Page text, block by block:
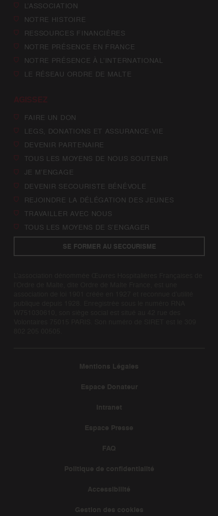
L’ASSOCIATION
NOTRE HISTOIRE
RESSOURCES FINANCIÈRES
NOTRE PRÉSENCE EN FRANCE
NOTRE PRÉSENCE À L’INTERNATIONAL
LE RÉSEAU ORDRE DE MALTE
AGISSEZ
FAIRE UN DON
LEGS, DONATIONS ET ASSURANCE-VIE
DEVENIR PARTENAIRE
TOUS LES MOYENS DE NOUS SOUTENIR
JE M’ENGAGE
DEVENIR SECOURISTE BÉNÉVOLE
REJOINDRE LA DÉLÉGATION DES JEUNES
TRAVAILLER AVEC NOUS
TOUS LES MOYENS DE S’ENGAGER
SE FORMER AU SECOURISME
Mentions Légales
Espace Donateur
Intranet
Espace Presse
FAQ
Politique de confidentialité
Accessibilité
Gestion des cookies